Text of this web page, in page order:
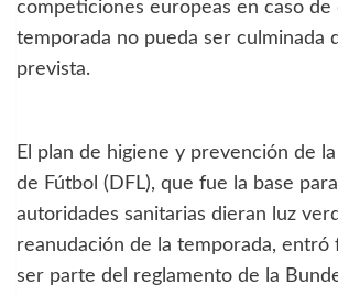
competiciones europeas en caso de
temporada no pueda ser culminada
prevista.
El plan de higiene y prevención de
de Fútbol (DFL), que fue la base
autoridades sanitarias dieran luz
reanudación de la temporada, entró
ser parte del reglamento de la